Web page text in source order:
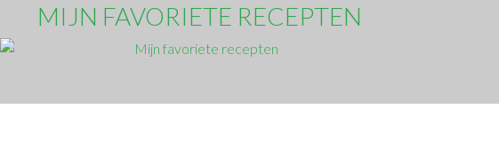
MIJN FAVORIETE RECEPTEN